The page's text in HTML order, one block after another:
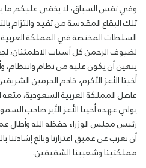
وفي نفس السياق، لا يخفى عليكم ما
تلك البقاع المقدسة من تقيد والتزام
السلطات المختصة في المملكة
لضيوف الرحمن كل أسباب الاطمئنان،
يتعين أن يكون عليه من نظام وانتظام،
أخينا الأعز الأكرم، خادم الحرمين
عاهل المملكة العربية السعودية، متعه
بولي عهده أخينا الأعز الأبر صاحب
رئيس مجلس الوزراء حفظه الله وأطال
أن نعرب عن عميق اعتزازنا وبالغ إشادتنا
مملكتينا وشعبينا الشقيقين.